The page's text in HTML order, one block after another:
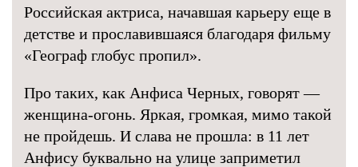
Российская актриса, начавшая карьеру еще в
детстве и прославившаяся благодаря фильму
«Географ глобус пропил».
Про таких, как Анфиса Черных, говорят —
женщина-огонь. Яркая, громкая, мимо такой
не пройдешь. И слава не прошла: в 11 лет
Анфису буквально на улице заприметил